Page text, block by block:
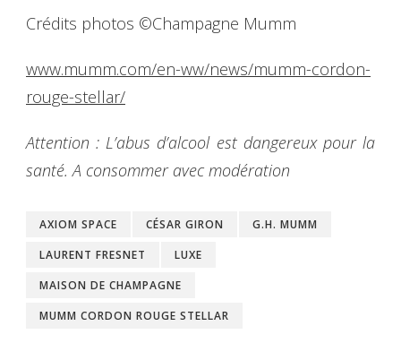
Crédits photos ©Champagne Mumm
www.mumm.com/en-ww/news/mumm-cordon-
rouge-stellar/
Attention : L’abus d’alcool est dangereux pour la
santé. A consommer avec modération
AXIOM SPACE CÉSAR GIRON
G.H. MUMM
LAURENT FRESNET
LUXE
MAISON DE CHAMPAGNE
MUMM CORDON ROUGE STELLAR